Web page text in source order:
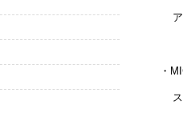
ア
・
ス